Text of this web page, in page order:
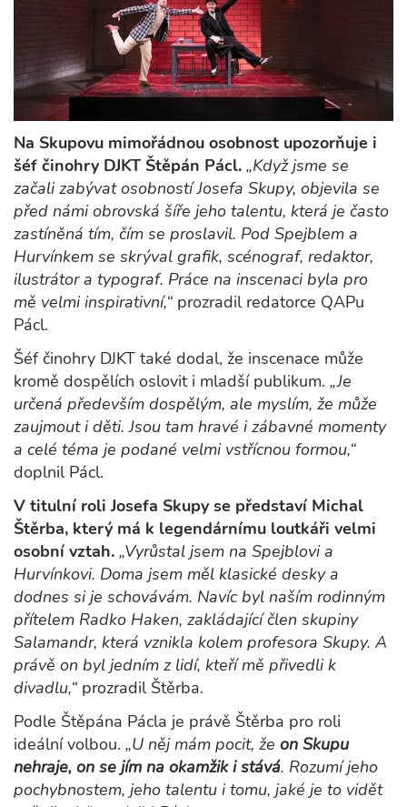
Na Skupovu mimořádnou osobnost upozorňuje i
šéf činohry DJKT Štěpán Pácl. „Když jsme se
začali zabývat osobností Josefa Skupy, objevila se
před námi obrovská šíře jeho talentu, která je často
zastíněná tím, čím se proslavil. Pod Spejblem a
Hurvínkem se skrýval grafik, scénograf, redaktor,
ilustrátor a typograf. Práce na inscenaci byla pro
mě velmi inspirativní,“ prozradil redatorce QAPu
Pácl.
Šéf činohry DJKT také dodal, že inscenace může
kromě dospělích oslovit i mladší publikum. „Je
určená především dospělým, ale myslím, že může
zaujmout i děti. Jsou tam hravé i zábavné momenty
a celé téma je podané velmi vstřícnou formou,“
doplnil Pácl.
V titulní roli Josefa Skupy se představí Michal
Štěrba, který má k legendárnímu loutkáři velmi
osobní vztah. „Vyrůstal jsem na Spejblovi a
Hurvínkovi. Doma jsem měl klasické desky a
dodnes si je schovávám. Navíc byl naším rodinným
přítelem Radko Haken, zakládající člen skupiny
Salamandr, která vznikla kolem profesora Skupy. A
právě on byl jedním z lidí, kteří mě přivedli k
divadlu,“ prozradil Štěrba.
Podle Štěpána Pácla je právě Štěrba pro roli
ideální volbou. „U něj mám pocit, že on Skupu
nehraje, on se jím na okamžik i stává. Rozumí jeho
pochybnostem, jeho talentu i tomu, jaké je to vidět